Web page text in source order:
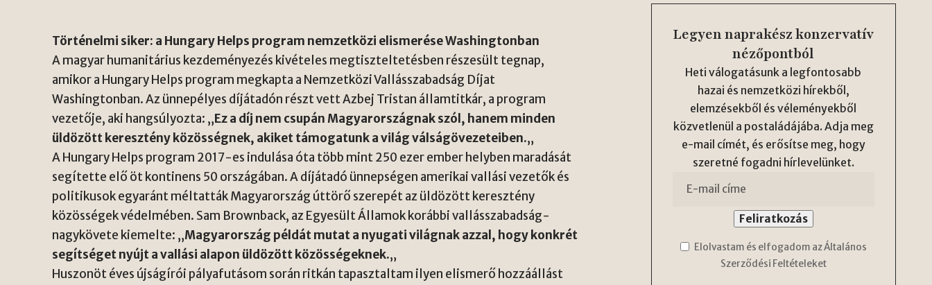
Történelmi siker: a Hungary Helps program nemzetközi elismerése Washingtonban
A magyar humanitárius kezdeményezés kivételes megtiszteltetésben részesült tegnap,
amikor a Hungary Helps program megkapta a Nemzetközi Vallásszabadság Díjat
Washingtonban. Az ünnepélyes díjátadón részt vett Azbej Tristan államtitkár, a program
vezetője, aki hangsúlyozta: „Ez a díj nem csupán Magyarországnak szól, hanem minden
üldözött keresztény közösségnek, akiket támogatunk a világ válságövezeteiben.„
A Hungary Helps program 2017-es indulása óta több mint 250 ezer ember helyben maradását
segítette elő öt kontinens 50 országában. A díjátadó ünnepségen amerikai vallási vezetők és
politikusok egyaránt méltatták Magyarország úttörő szerepét az üldözött keresztény
közösségek védelmében. Sam Brownback, az Egyesült Államok korábbi vallásszabadság-
nagykövete kiemelte: „Magyarország példát mutat a nyugati világnak azzal, hogy konkrét
segítséget nyújt a vallási alapon üldözött közösségeknek.„
Huszonöt éves újságírói pályafutásom során ritkán tapasztaltam ilyen elismerő hozzáállást
Legyen naprakész konzervatív
nézőpontból
Heti válogatásunk a legfontosabb
hazai és nemzetközi hírekből,
elemzésekből és véleményekből
közvetlenül a postaládájába. Adja meg
e-mail címét, és erősítse meg, hogy
szeretné fogadni hírlevelünket.
Elolvastam és elfogadom az Általános
Szerződési Feltételeket